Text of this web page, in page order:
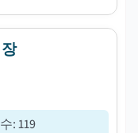
:119